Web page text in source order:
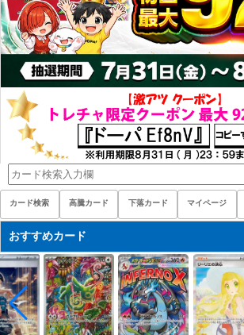
カード検索 高騰カード 下落カード マイページ
おすすめカード